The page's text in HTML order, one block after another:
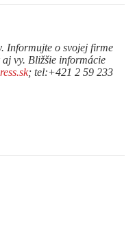
Informujte o svojej firme
aj vy. Bližšie informácie
; tel:+421 2 59 233